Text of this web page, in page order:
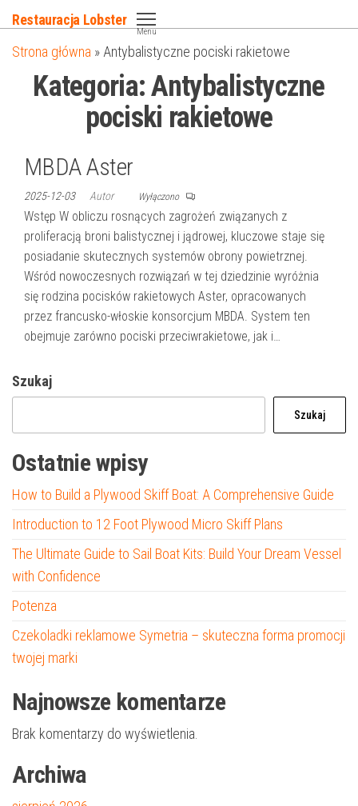
do
treści
Restauracja Lobster
Menu
Strona główna » Antybalistyczne pociski rakietowe
Kategoria:Antybalistyczne
pociski rakietowe
MBDA Aster
2025-12-03 Autor Wyłączono
Wstęp W obliczu rosnących zagrożeń związanych z
proliferacją broni balistycznej i jądrowej, kluczowe staje się
posiadanie skutecznych systemów obrony powietrznej.
Wśród nowoczesnych rozwiązań w tej dziedzinie wyróżnia
się rodzina pocisków rakietowych Aster, opracowanych
przez francusko-włoskie konsorcjum MBDA. System ten
obejmuje zarówno pociski przeciwrakietowe, jak i…
Szukaj
Szukaj
Ostatnie wpisy
How to Build a Plywood Skiff Boat: A Comprehensive Guide
Introduction to 12 Foot Plywood Micro Skiff Plans
The Ultimate Guide to Sail Boat Kits: Build Your Dream Vessel
with Confidence
Potenza
Czekoladki reklamowe Symetria – skuteczna forma promocji
twojej marki
Najnowsze komentarze
Brak komentarzy do wyświetlenia.
Archiwa